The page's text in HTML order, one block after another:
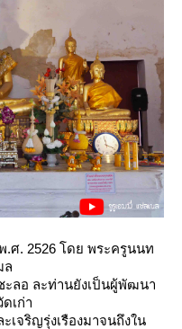
.ศ. 2526 โดย พระครูนนท
ล
ะลอ ละท่านยังเป็นผู้พัฒนา
เก่า
จริญรุ่งเรืองมาจนถึงใน